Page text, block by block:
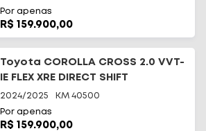
Por apenas
R$ 159.900,00
Toyota COROLLA CROSS 2.0 VVT-
IE FLEX XRE DIRECT SHIFT
2024/2025 KM 40500
Por apenas
R$ 159.900,00